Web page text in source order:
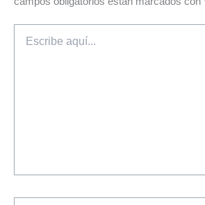
aquí...